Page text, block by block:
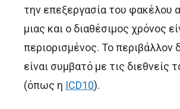
την επεξεργασία του φακέλου
μιας και ο διαθέσιμος χρόνος
περιορισμένος. Το περιβάλλον
είναι συμβατό με τις διεθνείς
(όπως η ICD10).